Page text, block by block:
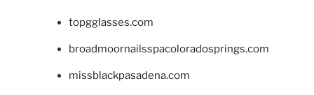
topgglasses.com
broadmoornailsspacoloradosprings.com
missblackpasadena.com